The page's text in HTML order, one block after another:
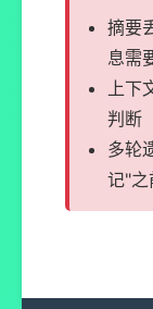
摘要
息需
上下
判断
多轮
记"之